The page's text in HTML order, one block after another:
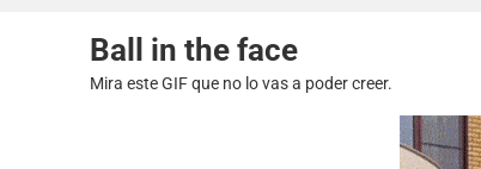
Ball in the face
Mira este GIF que no lo vas a poder creer.